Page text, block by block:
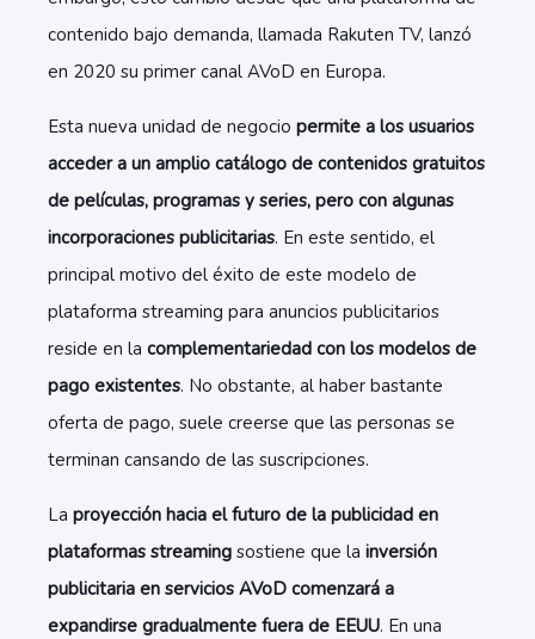
contenido bajo demanda, llamada Rakuten TV, lanzó
en 2020 su primer canal AVoD en Europa.
Esta nueva unidad de negocio permite a los usuarios
acceder a un amplio catálogo de contenidos gratuitos
de películas, programas y series, pero con algunas
incorporaciones publicitarias. En este sentido, el
principal motivo del éxito de este modelo de
plataforma streaming para anuncios publicitarios
reside en la complementariedad con los modelos de
pago existentes. No obstante, al haber bastante
oferta de pago, suele creerse que las personas se
terminan cansando de las suscripciones.
La proyección hacia el futuro de la publicidad en
plataformas streaming sostiene que la inversión
publicitaria en servicios AVoD comenzará a
expandirse gradualmente fuera de EEUU. En una